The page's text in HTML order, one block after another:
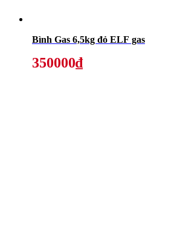
Bình Gas 6,5kg đỏ ELF gas
350000₫